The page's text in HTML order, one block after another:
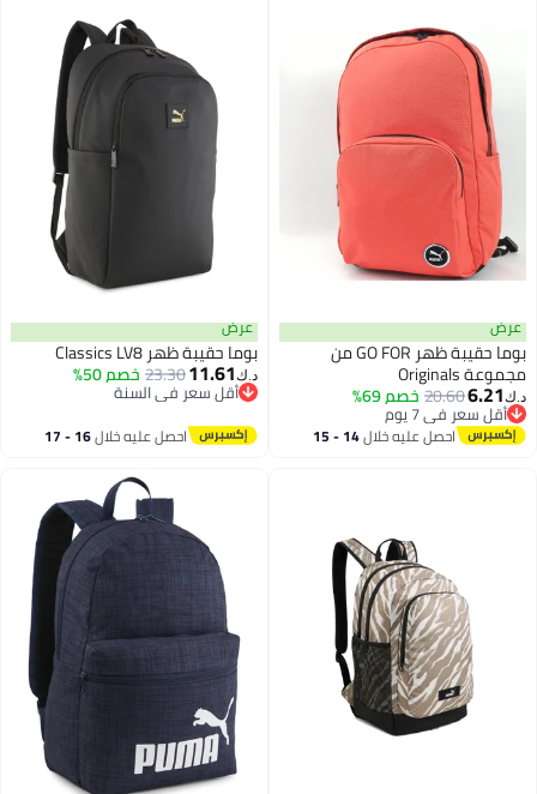
عرض
بوما حقيبة ظهر GO FOR من
مجموعة Originals
د.ك‏6.21
20.60خصم 69%
أقل سعر في 7 يوم
أقل سعر في 7 يوماحصل عليه خلال 14 - 15
عرض
بوما حقيبة ظهر Classics LV8
د.ك‏11.61
23.30خصم 50%
أقل سعر في السنة
أقل سعر في السنة
احصل عليه خلال 16 - 17